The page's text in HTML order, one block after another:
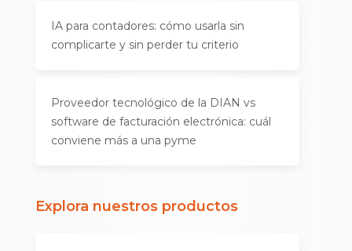
IA para contadores: cómo usarla sin
complicarte y sin perder tu criterio
Proveedor tecnológico de la DIAN vs
software de facturación electrónica: cuál
conviene más a una pyme
Explora nuestros productos